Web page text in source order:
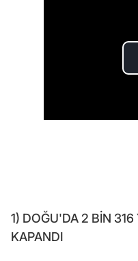
1) DOĞU'DA 2 BİN
KAPANDI